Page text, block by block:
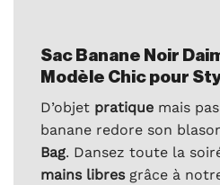
Sac Banane Noir
Modèle Chic pour
D’objet pratique mais
banane redore son
Bag. Dansez toute la
mains libresgrâce à